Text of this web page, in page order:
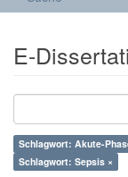
E-
Schlagwort: Akute-
Schlagwort: Sepsis ×